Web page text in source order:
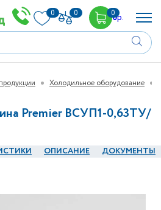
0 0 00р.
Холодильное оборудование
Premier ВСУП1-0,63ТУ/
ОПИСАНИЕ ДОКУМЕНТЫ